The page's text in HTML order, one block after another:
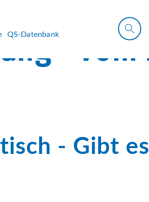
QS-Datenbank
- Gibt es